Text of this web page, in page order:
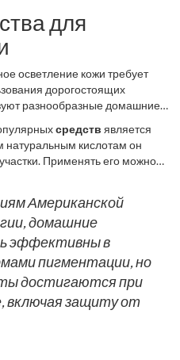
для
осветление кожи требует
дорогостоящих
разнообразные домашние
заметными. Но прежде чем
тип вашей кожи и
Кожа лица особенно
проводить тесты перед
даже домашних.
средств является
натуральным кислотам он
Применять его можно
пяти минут, после чего
следует быть
кожу или не оставлять её под
процедуры, так как это
Американской
домашние
эффективны в
пигментации, но
достигаются при
включая защиту от